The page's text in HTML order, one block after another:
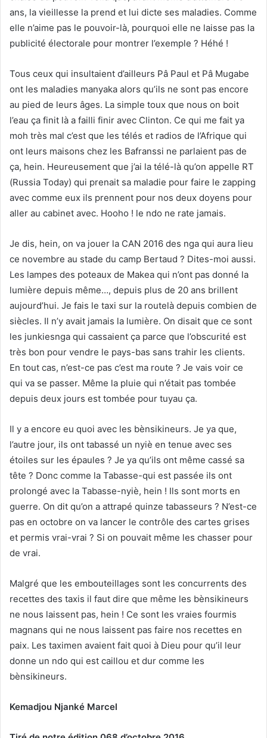
ans, la vieillesse la prend et lui dicte ses maladies. Comme
elle n’aime pas le pouvoir-là, pourquoi elle ne laisse pas la
publicité électorale pour montrer l’exemple ? Héhé !
Tous ceux qui insultaient d’ailleurs Pâ Paul et Pâ Mugabe
ont les maladies manyaka alors qu’ils ne sont pas encore
au pied de leurs âges. La simple toux que nous on boit
l’eau ça finit là a failli finir avec Clinton. Ce qui me fait ya
moh très mal c’est que les télés et radios de l’Afrique qui
ont leurs maisons chez les Bafranssi ne parlaient pas de
ça, hein. Heureusement que j’ai la télé-là qu’on appelle RT
(Russia Today) qui prenait sa maladie pour faire le zapping
avec comme eux ils prennent pour nos deux doyens pour
aller au cabinet avec. Hooho ! le ndo ne rate jamais.
Je dis, hein, on va jouer la CAN 2016 des nga qui aura lieu
ce novembre au stade du camp Bertaud ? Dites-moi aussi.
Les lampes des poteaux de Makea qui n’ont pas donné la
lumière depuis même…, depuis plus de 20 ans brillent
aujourd’hui. Je fais le taxi sur la routelà depuis combien de
siècles. Il n’y avait jamais la lumière. On disait que ce sont
les junkiesnga qui cassaient ça parce que l’obscurité est
très bon pour vendre le pays-bas sans trahir les clients.
En tout cas, n’est-ce pas c’est ma route ? Je vais voir ce
qui va se passer. Même la pluie qui n’était pas tombée
depuis deux jours est tombée pour tuyau ça.
Il y a encore eu quoi avec les bènsikineurs. Je ya que,
l’autre jour, ils ont tabassé un nyiè en tenue avec ses
étoiles sur les épaules ? Je ya qu’ils ont même cassé sa
tête ? Donc comme la Tabasse-qui est passée ils ont
prolongé avec la Tabasse-nyiè, hein ! Ils sont morts en
guerre. On dit qu’on a attrapé quinze tabasseurs ? N’est-ce
pas en octobre on va lancer le contrôle des cartes grises
et permis vrai-vrai ? Si on pouvait même les chasser pour
de vrai.
Malgré que les embouteillages sont les concurrents des
recettes des taxis il faut dire que même les bènsikineurs
ne nous laissent pas, hein ! Ce sont les vraies fourmis
magnans qui ne nous laissent pas faire nos recettes en
paix. Les taximen avaient fait quoi à Dieu pour qu’il leur
donne un ndo qui est caillou et dur comme les
bènsikineurs.
Kemadjou Njanké Marcel